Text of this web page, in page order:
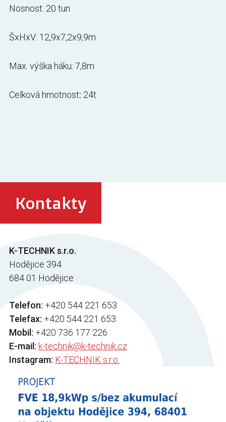
Nosnost: 20 tun
ŠxHxV: 12,9x7,2x9,9m
Max. výška háku: 7,8m
Celková hmotnost: 24t
Kontakty
K-TECHNIK s.r.o.
Hodějice 394
684 01 Hodějice
Telefon: +420 544 221 653
Telefax: +420 544 221 653
Mobil: +420 736 177 226
E-mail: k-technik@k-technik.cz
Instagram: K-TECHNIK s.r.o.